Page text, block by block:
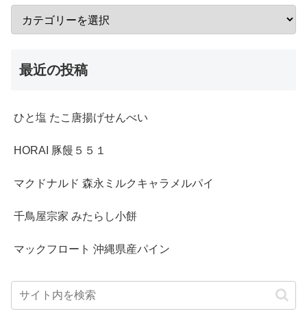
最近の投稿
ひと塩 たこ唐揚げせんべい
HORAI 豚饅５５１
マクドナルド 森永ミルクキャラメルパイ
千鳥屋宗家 みたらし小餅
マックフロート 沖縄県産パイン